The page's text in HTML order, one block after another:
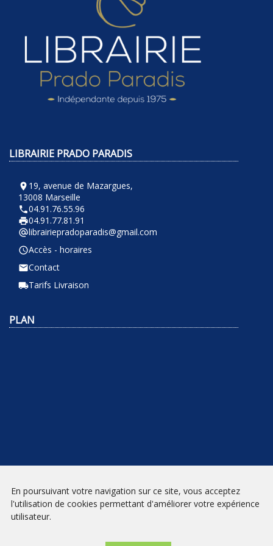
LIBRAIRIE PRADO PARADIS
room 19, avenue de Mazargues,
13008 Marseille
phone04.91.76.55.96
local_printshop04.91.77.81.91
alternate_emaillibrairiepradoparadis@gmail.com
query_builderAccès - horaires
emailContact
local_shippingTarifs Livraison
PLAN
NEWSLETTER
En poursuivant votre navigation sur ce site, vous acceptez
l'utilisation de cookies permettant d'améliorer votre expérience
utilisateur.